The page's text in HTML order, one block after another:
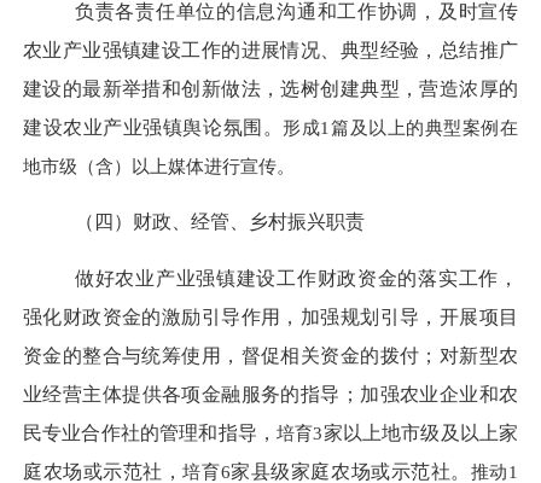
负责各责任单位的信息沟通和工作协调，及时宣传
农业产业强镇建设工作的进展情况、 典型经验 ， 总结推广
建设的最新举措和创新做法，选树创建典型 ，营造浓厚的
建设农业产业强镇舆论氛围 。形成1篇及以上的典型案例在
地市级（含）以上媒体进行宣传。
（ 四 ） 财政、经管、乡村振兴职责
做好农业产业强镇建设工作财政资金的落实工作，
强化财政资金的激励引导作用，加强规划引导，开展项目
资金的整合与统筹使用 ， 督促相关资金的拨付； 对新型农
业经营主体提供各项金融服务的指导； 加强农业企业和农
民专业合作社的管理和指导 ，培育3家 以上地市级及以上家
庭农场或示范社 ，培育6家县级家庭农场或示范社。 推动1